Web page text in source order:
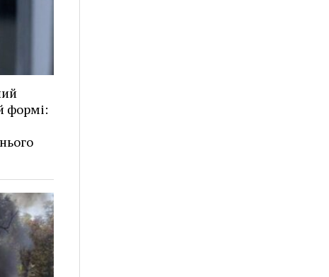
формі: